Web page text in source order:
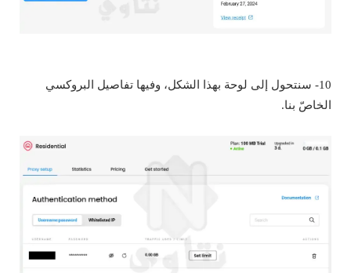
10- سنتحول إلى لوحة بهذا الشكل، وفيها تفاصيل البروكسي
الخاصّ بنا.